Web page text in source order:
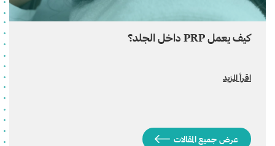
كيف يعمل PRP داخل الجلد؟
اقرأ المزيد
عرض جميع المقالات